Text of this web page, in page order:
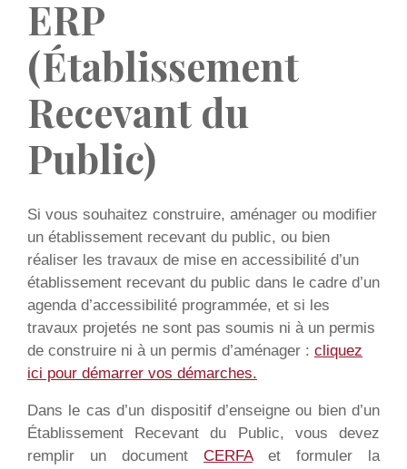
ERP
(Établissement
Recevant du
Public)
Si vous souhaitez construire, aménager ou modifier
un établissement recevant du public, ou bien
réaliser les travaux de mise en accessibilité d’un
établissement recevant du public dans le cadre d’un
agenda d’accessibilité programmée, et si les
travaux projetés ne sont pas soumis ni à un permis
de construire ni à un permis d’aménager : cliquez
ici pour démarrer vos démarches.
Dans le cas d’un dispositif d’enseigne ou bien d’un
Établissement Recevant du Public, vous devez
remplir un document CERFAet formuler la